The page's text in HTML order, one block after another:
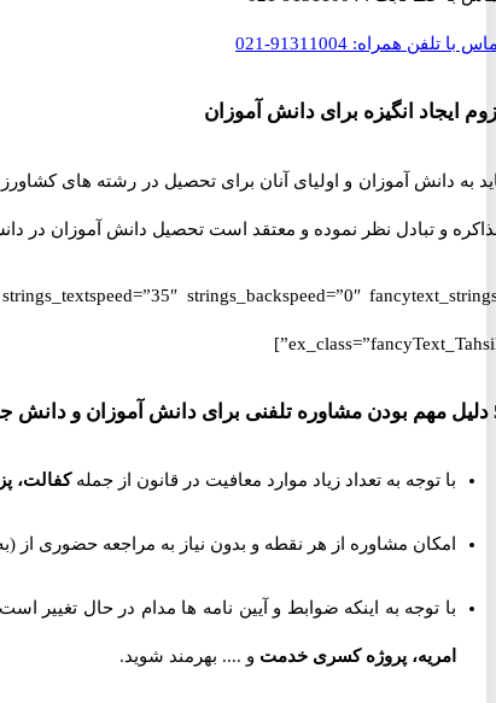
با تلفن همراه: 91311004-021
ایجاد انگیزه برای دانش آموزان
به دانش آموزان و اولیای آنان برای تحصیل در رشته های
و تبادل نظر نموده و معتقد است تحصیل دانش آموزان در
جویان
با توجه به تعداد زیاد موارد معافیت در قانون از جملهکفالت،
امکان مشاوره از هر نقطه و بدون نیاز به مراجعه حضوری از
با توجه به اینکه ضوابط و آیین نامه ها مدام در حال تغییر
امریه، پروژه کسری خدمت و .... بهرمند شوید.